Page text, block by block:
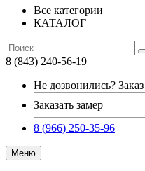
Все категории
КАТАЛОГ
8 (843) 240-56-19
Не дозвонились?
Заказать замер
8 (966) 250-35-96
Меню